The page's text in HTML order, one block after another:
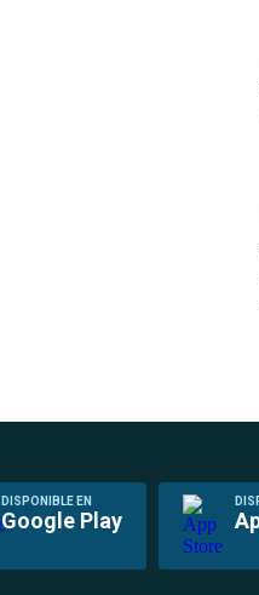
DISPONIBLE EN
Google Play